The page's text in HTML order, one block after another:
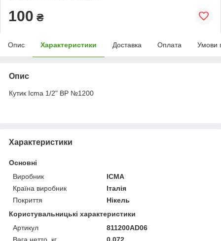
100 ₴
Опис Характеристики Доставка Оплата Умови
Опис
Кутик Icma 1/2" ВР №1200
Характеристики
Основні
Виробник
ICMA
Країна виробник
Італія
Покриття
Нікель
Користувальницькі характеристики
Артикул
811200AD06
Вага нетто, кг
0,072